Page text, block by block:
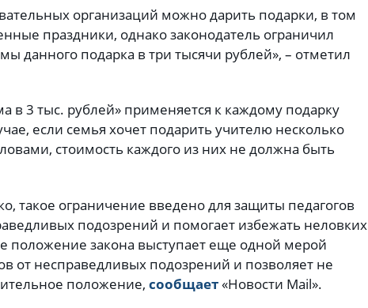
организаций можно дарить подарки, в том
праздники, однако законодатель ограничил
данного подарка в три тысячи рублей», – отметил
в 3 тыс. рублей» применяется к каждому подарку
если семья хочет подарить учителю несколько
стоимость каждого из них не должна быть
такое ограничение введено для защиты педагогов
подозрений и помогает избежать неловких
положение закона выступает еще одной мерой
от несправедливых подозрений и позволяет не
положение, сообщает«Новости Mail».